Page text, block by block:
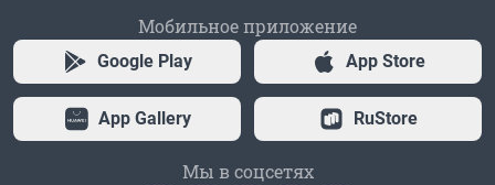
Мобильное приложение
Google Play App Store
App Gallery RuStore
Мы в соцсетях